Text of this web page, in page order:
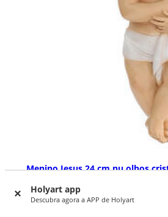
Holyart app
Descubra agora a APP de Holyart
Menino Jesus 24 cm nu olhos
DISPONÍVEL